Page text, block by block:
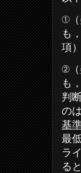
①（
も
項
②（
も
判
の
基
最
ラ
る